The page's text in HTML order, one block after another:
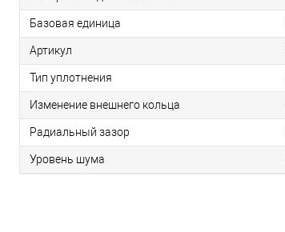
Базовая единица
Артикул
Тип уплотнения
Изменение внешнего кольца
Радиальный зазор
Уровень шума